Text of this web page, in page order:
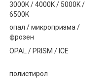
3000K / 4000K / 5000K /
6500K
опал / микропризма /
фрозен
OPAL / PRISM / ICE
полистирол